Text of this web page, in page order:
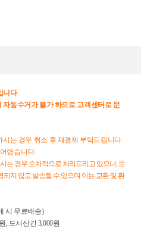
니다.
자동수거가 불가하므로고객센터로문
는 경우 취소 후 재결제 부탁드립니다.
렵습니다.
는 경우 순차적으로 처리드리고 있으나, 문
지 않고 발송될 수 있으며 이는 교환 및 환
시 무료배송)
, 도서산간 3,000원